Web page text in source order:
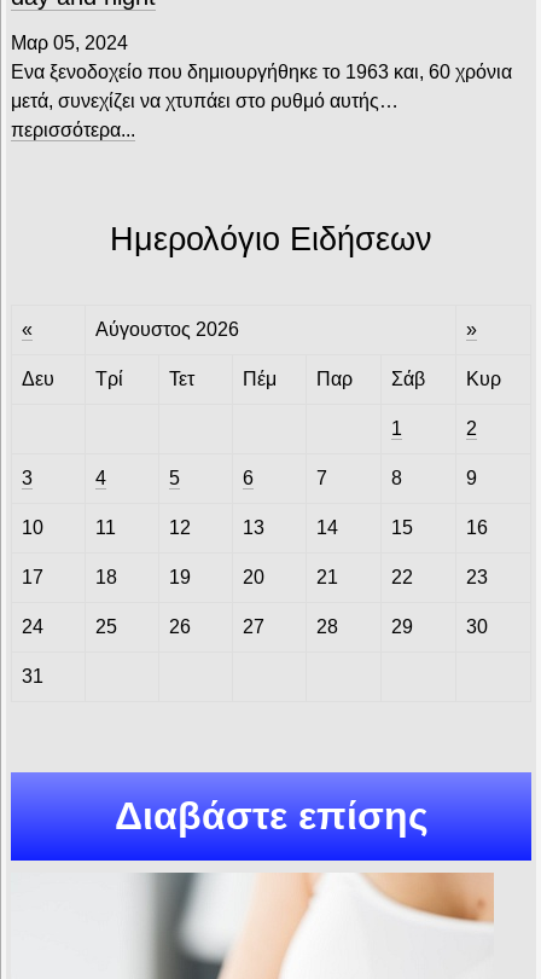
Μαρ 05, 2024
Ενα ξενοδοχείο που δημιουργήθηκε το 1963 και, 60 χρόνια
μετά, συνεχίζει να χτυπάει στο ρυθμό αυτής…
περισσότερα...
Ημερολόγιο Ειδήσεων
« Αύγουστος 2026 »
Δευ Τρί Τετ Πέμ Παρ Σάβ Κυρ
1 2
3 4 5 6 7 8 9
10 11 12 13 14 15 16
17 18 19 20 21 22 23
24 25 26 27 28 29 30
31
Διαβάστε επίσης